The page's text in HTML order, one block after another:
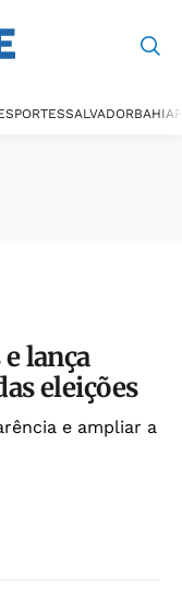
SALVADORBAHIA
lança
eleições
e ampliar a